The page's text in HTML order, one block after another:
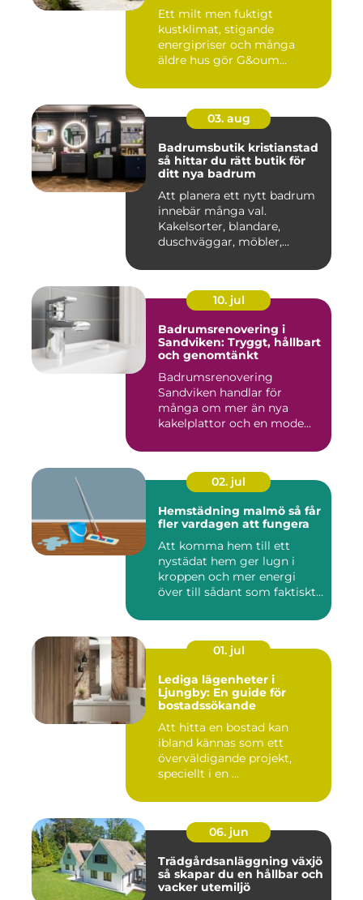
Ett milt men fuktigt
kustklimat, stigande
energipriser och många
äldre hus gör G&oum...
03. aug
Badrumsbutik kristianstad
så hittar du rätt butik för
ditt nya badrum
Att planera ett nytt badrum
innebär många val.
Kakelsorter, blandare,
duschväggar, möbler,
10. jul
Badrumsrenovering i
Sandviken: Tryggt, hållbart
och genomtänkt
Badrumsrenovering
Sandviken handlar för
många om mer än nya
kakelplattor och en mode...
02. jul
Hemstädning malmö så får
fler vardagen att fungera
Att komma hem till ett
nystädat hem ger lugn i
kroppen och mer energi
över till sådant som faktiskt
01. jul
Lediga lägenheter i
Ljungby: En guide för
bostadssökande
Att hitta en bostad kan
ibland kännas som ett
överväldigande projekt,
speciellt i en ...
06. jun
Trädgårdsanläggning växjö
så skapar du en hållbar och
vacker utemiljö